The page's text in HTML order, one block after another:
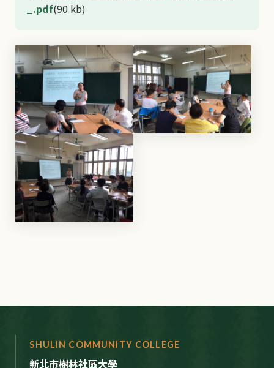
_.pdf(90 kb)
SHULIN COMMUNITY COLLEGE
新北市樹林社區大學